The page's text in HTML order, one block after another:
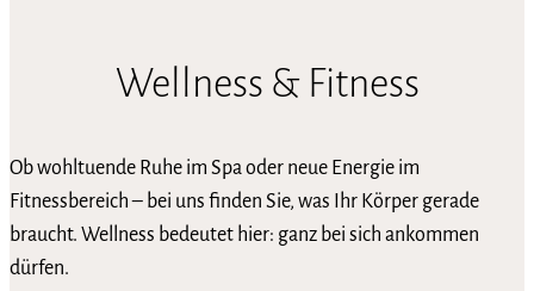
Wellness & Fitness
Ob wohltuende Ruhe im Spa oder neue Energie im
Fitnessbereich – bei uns finden Sie, was Ihr Körper gerade
braucht. Wellness bedeutet hier: ganz bei sich ankommen
dürfen.